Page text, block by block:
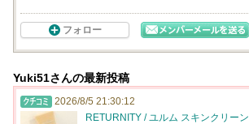
フォロー
Yuki51さんの最新投稿
2026/8/5 21:30:12
RETURNITY / ユルム スキンクリーン